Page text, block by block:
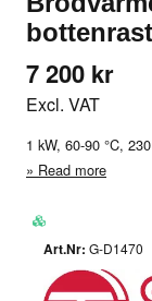
7 200 kr
Excl. VAT
1 kW, 60-90 °C,
Read more
G-D1470